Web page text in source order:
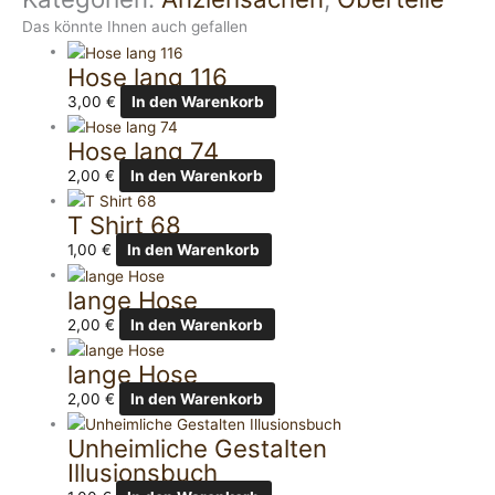
Das könnte Ihnen auch gefallen
Hose lang 116
3,00€ In den Warenkorb
Hose lang 74
2,00€ In den Warenkorb
T Shirt 68
1,00€ In den Warenkorb
lange Hose
2,00€ In den Warenkorb
lange Hose
2,00€ In den Warenkorb
Unheimliche Gestalten
Illusionsbuch